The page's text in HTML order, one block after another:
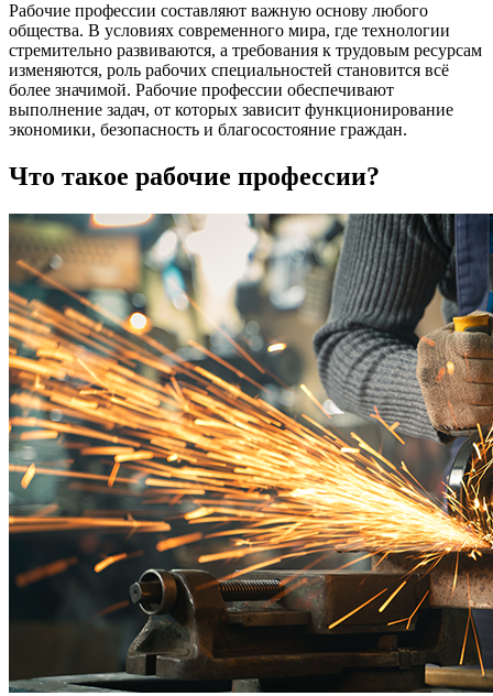
Рабочие профессии составляют важную основу любого
общества. В условиях современного мира, где технологии
стремительно развиваются, а требования к трудовым ресурсам
изменяются, роль рабочих специальностей становится всё
более значимой. Рабочие профессии обеспечивают
выполнение задач, от которых зависит функционирование
экономики, безопасность и благосостояние граждан.
Что такое рабочие профессии?